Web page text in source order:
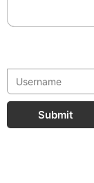
Submit